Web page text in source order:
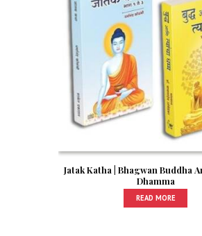
Jatak Katha | Bhagwan Buddha
Dhamma
READ MORE